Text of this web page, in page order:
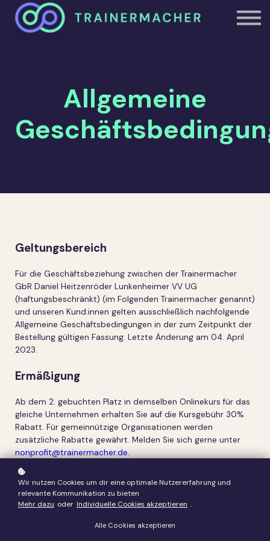
Studioheld.in
Allgemeine
Geltungsbereich
Für die Geschäftsbeziehung zwischen der Trainermacher
GbR Daniel Heitzenröder Lunkenheimer VV UG
(haftungsbeschränkt) (im Folgenden Trainermacher genannt)
und unseren Kund:innen gelten ausschließlich nachfolgende
Allgemeine Geschäftsbedingungen in der zum Zeitpunkt der
Bestellung gültigen Fassung. Letzte Änderung am 04. April
2023.
Ermäßigung
Ab dem 2. gebuchten Platz in demselben Onlinekurs für das
gleiche Unternehmen erhalten Sie auf die Kursgebühr 30%
Rabatt. Für gemeinnützige Organisationen werden
zusätzliche Rabatte gewährt. Melden Sie sich gerne unter
nonprofit@trainermacher.de.
Zahlungsbedingungen
Frei buchbare Kurse und Coachings auf
ansonsten nichts anderes angegeben, verstehen sich
Wir nutzen Cookies um dir eine optimale Nutzererfahrung und
relevante Kommunikation zu bieten
Mehr dazu oder Individuelle Cookies akzeptieren .
Alle Cookies akzeptieren